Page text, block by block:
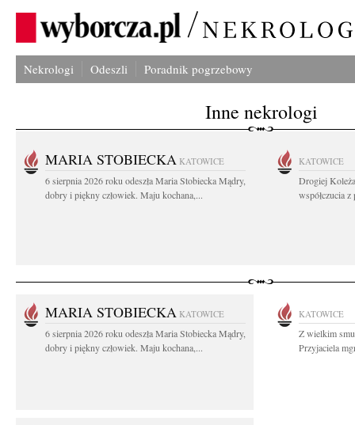
Nekrologi Odeszli Poradnik pogrzebowy
Inne nekrologi
MARIA STOBIECKA KATOWICE
6 sierpnia 2026 roku odeszła Maria Stobiecka Mądry,
dobry i piękny człowiek. Maju kochana,...
KATOWICE
Drogiej
współczucia
MARIA STOBIECKA KATOWICE
6 sierpnia 2026 roku odeszła Maria Stobiecka Mądry,
dobry i piękny człowiek. Maju kochana,...
KATOWICE
Z wielkim
Przyjaciela